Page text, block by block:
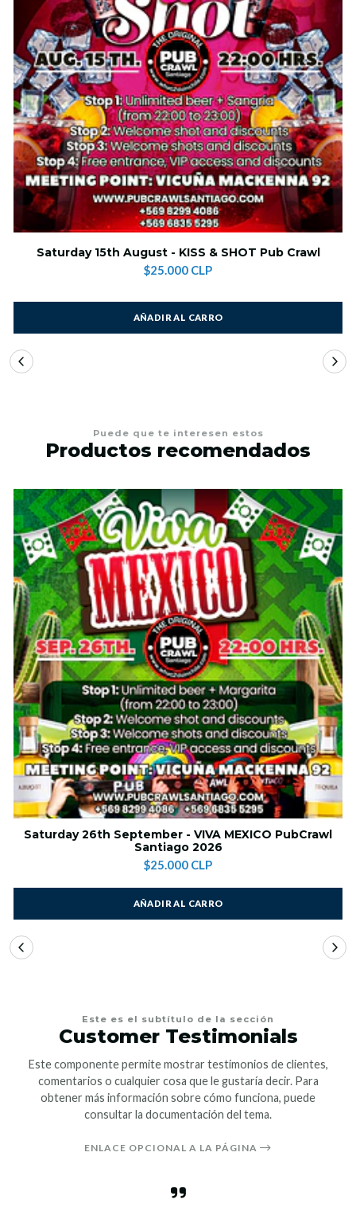
Saturday 15th August - KISS & SHOT Pub Crawl
$25.000 CLP
AÑADIR AL CARRO
Puede que te interesen estos
Productos recomendados
Saturday 26th September - VIVA MEXICO PubCrawl
Santiago 2026
$25.000 CLP
AÑADIR AL CARRO
Este es el subtítulo de la sección
Customer Testimonials
Este componente permite mostrar testimonios de clientes,
comentarios o cualquier cosa que le gustaría decir. Para
obtener más información sobre cómo funciona, puede
consultar la documentación del tema.
ENLACE OPCIONAL A LA PÁGINA